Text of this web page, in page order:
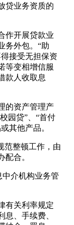
贷业务资质的
开展贷款业
务外包。“助
接受无担保资
等变相增信服
款人收取息
资产管理产
园贷”、“首付
其他产品。
整顿工作，由
配合。
介机构业务管
关利率规定
息、手续费、